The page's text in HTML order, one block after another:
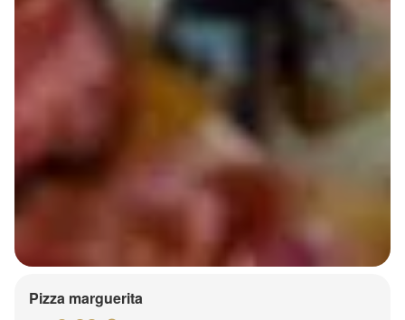
Pizza marguerita